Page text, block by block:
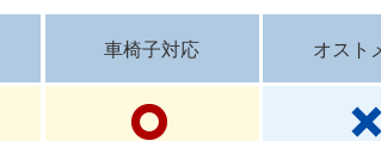
車椅子対応 オスト